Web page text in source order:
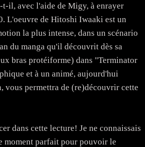
t-il, avec l'aide de Migy, à enrayer
L'oeuvre de Hitoshi Iwaaki est un
la plus intense, dans un scénario
du manga qu'il découvrit dès sa
bras protéiforme) dans "Terminator
et à un animé, aujourd'hui
vous permettra de (re)découvrir cette
dans cette lecture! Je ne connaissais
moment parfait pour pouvoir le